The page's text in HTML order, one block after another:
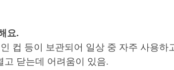
요.
컵 등이 보관되어 일상 중 자주 사용하
고 닫는데 어려움이 있음.